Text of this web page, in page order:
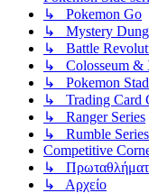
↳ Pokemon Go
↳ Mystery
↳ Battle
↳ Colosseum &
↳ Pokemon
↳ Trading Card
↳ Ranger Series
↳ Rumble Series
Competitive
↳
↳ Αρχείο